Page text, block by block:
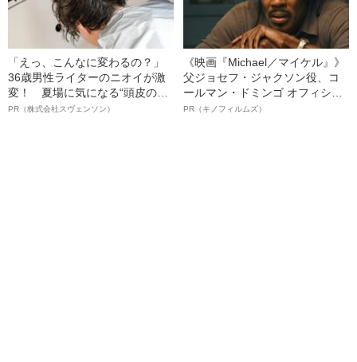
「えっ、こんなに変わるの？」
36歳男性ライターのニオイが激
変！ 夏場に気になる“頭皮のニ
オイ”や“ベタつき”を解消す
PR（株式会社スヴェンソン）
《映画『Michael／マイケル』》
父ジョセフ・ジャクソン役、コ
ールマン・ドミンゴ オフィシャ
ルインタビュー“観客を魅了した
PR（キノフィルムズ）